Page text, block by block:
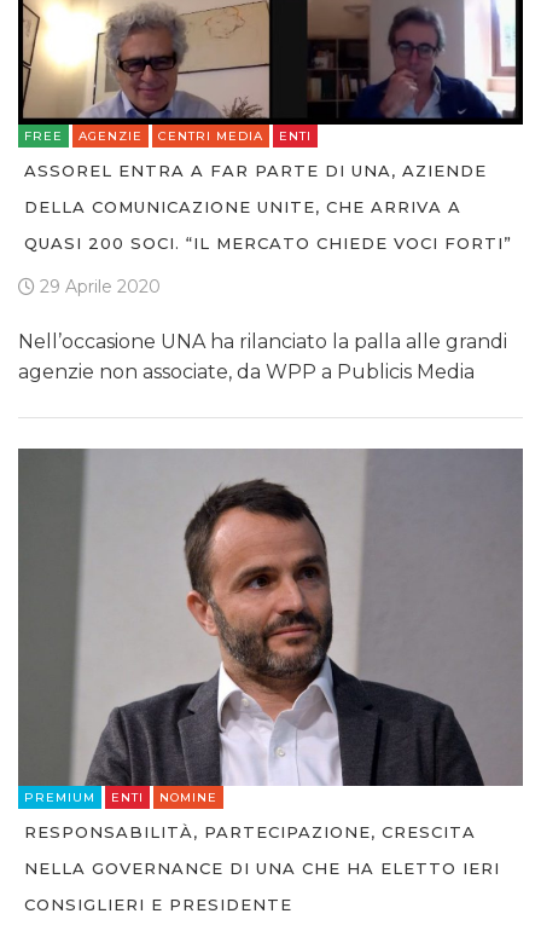
FREE AGENZIE CENTRI MEDIA ENTI
ASSOREL ENTRA A FAR PARTE DI UNA, AZIENDE
DELLA COMUNICAZIONE UNITE, CHE ARRIVA A
QUASI 200 SOCI. “IL MERCATO CHIEDE VOCI FORTI”
29 Aprile 2020
Nell’occasione UNA ha rilanciato la palla alle grandi
agenzie non associate, da WPP a Publicis Media
PREMIUM ENTI NOMINE
RESPONSABILITÀ, PARTECIPAZIONE, CRESCITA
NELLA GOVERNANCE DI UNA CHE HA ELETTO IERI
CONSIGLIERI E PRESIDENTE